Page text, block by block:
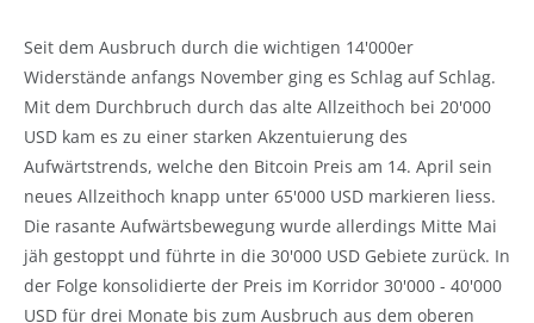
Seit dem Ausbruch durch die wichtigen 14'000er
Widerstände anfangs November ging es Schlag auf Schlag.
Mit dem Durchbruch durch das alte Allzeithoch bei 20'000
USD kam es zu einer starken Akzentuierung des
Aufwärtstrends, welche den Bitcoin Preis am 14. April sein
neues Allzeithoch knapp unter 65'000 USD markieren liess.
Die rasante Aufwärtsbewegung wurde allerdings Mitte Mai
jäh gestoppt und führte in die 30'000 USD Gebiete zurück. In
der Folge konsolidierte der Preis im Korridor 30'000 - 40'000
USD für drei Monate bis zum Ausbruch aus dem oberen